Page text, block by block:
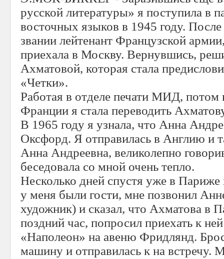
русской литературы» я поступила в
восточных языков в 1945 году.
звании лейтенант Французской
приехала в Москву. Вернувшись,
Ахматовой, которая стала
«Четки».
Работая в отделе печати МИД,
Франции я стала переводить
В 1965 году я узнала, что Анна
Оксфорд. Я отправилась в Англию и
Анна Андреевна, великолепно
беседовала со мной очень тепло.
Несколько дней спустя уже в Париже
у меня были гости, мне позвонил
художник) и сказал, что Ахматова в
поздний час, попросил приехать к
«Наполеон» на авеню Фридлянд.
машину и отправилась к на встречу.